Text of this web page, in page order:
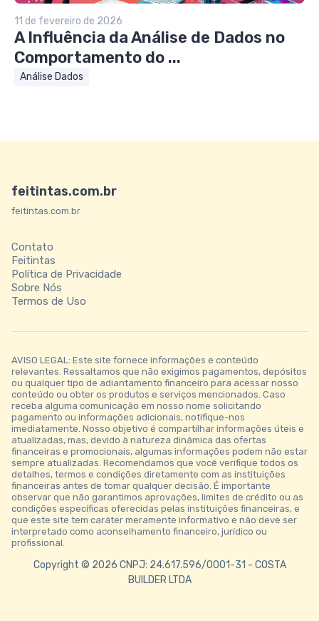
11 de fevereiro de 2026
A Influência da Análise de Dados no
Comportamento do ...
Análise Dados
feitintas.com.br
feitintas.com.br
Contato
Feitintas
Política de Privacidade
Sobre Nós
Termos de Uso
AVISO LEGAL: Este site fornece informações e conteúdo
relevantes. Ressaltamos que não exigimos pagamentos, depósitos
ou qualquer tipo de adiantamento financeiro para acessar nosso
conteúdo ou obter os produtos e serviços mencionados. Caso
receba alguma comunicação em nosso nome solicitando
pagamento ou informações adicionais, notifique-nos
imediatamente. Nosso objetivo é compartilhar informações úteis e
atualizadas, mas, devido à natureza dinâmica das ofertas
financeiras e promocionais, algumas informações podem não estar
sempre atualizadas. Recomendamos que você verifique todos os
detalhes, termos e condições diretamente com as instituições
financeiras antes de tomar qualquer decisão. É importante
observar que não garantimos aprovações, limites de crédito ou as
condições específicas oferecidas pelas instituições financeiras, e
que este site tem caráter meramente informativo e não deve ser
interpretado como aconselhamento financeiro, jurídico ou
profissional.
Copyright © 2026 CNPJ: 24.617.596/0001-31 - COSTA
BUILDER LTDA